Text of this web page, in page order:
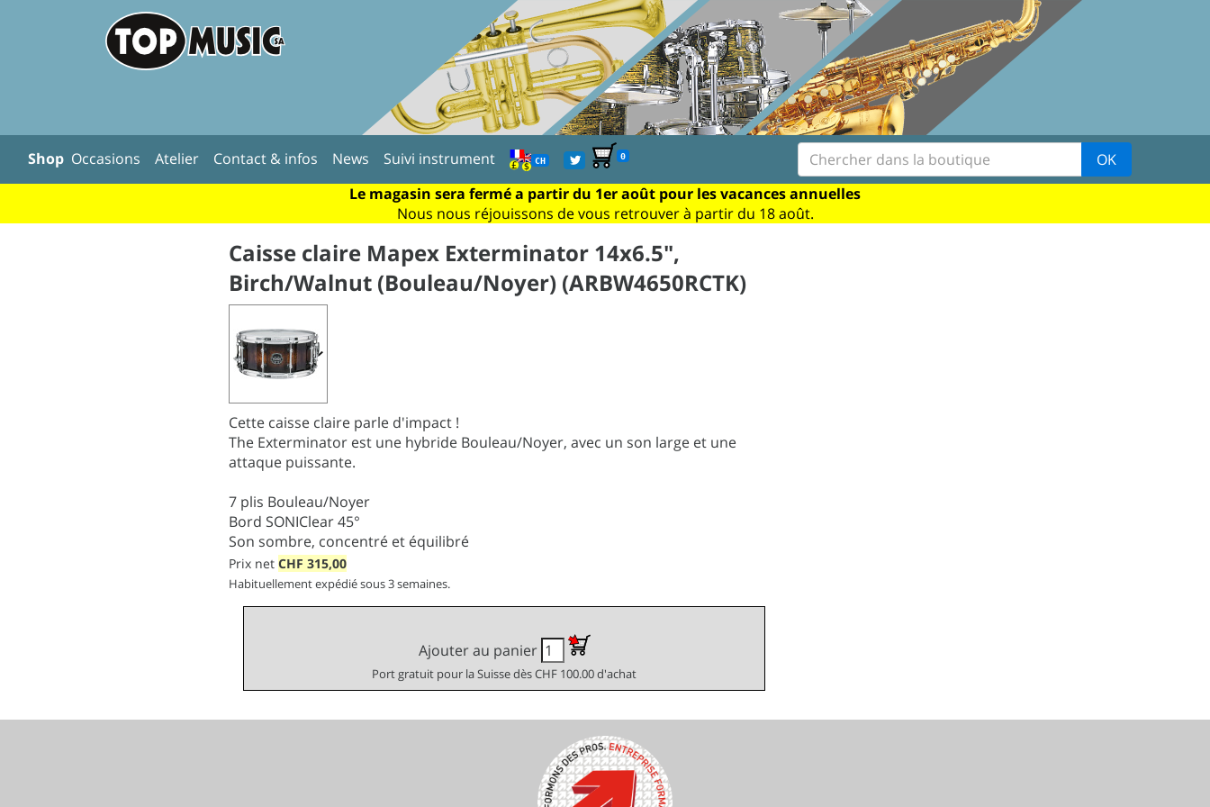
Shop Occasions Atelier Contact & infos News Suivi instrument CH 0
OK
Le magasin sera fermé a partir du 1er août pour les vacances annuelles
Nous nous réjouissons de vous retrouver à partir du 18 août.
Caisse claire Mapex Exterminator 14x6.5",
Birch/Walnut (Bouleau/Noyer) (ARBW4650RCTK)
Cette caisse claire parle d'impact !
The Exterminator est une hybride Bouleau/Noyer, avec un son large et une
attaque puissante.
7 plis Bouleau/Noyer
Bord SONIClear 45°
Son sombre, concentré et équilibré
Prix net CHF 315,00
Habituellement expédié sous 3 semaines.
Ajouter au panier
Port gratuit pour la Suisse dès CHF 100.00 d'achat